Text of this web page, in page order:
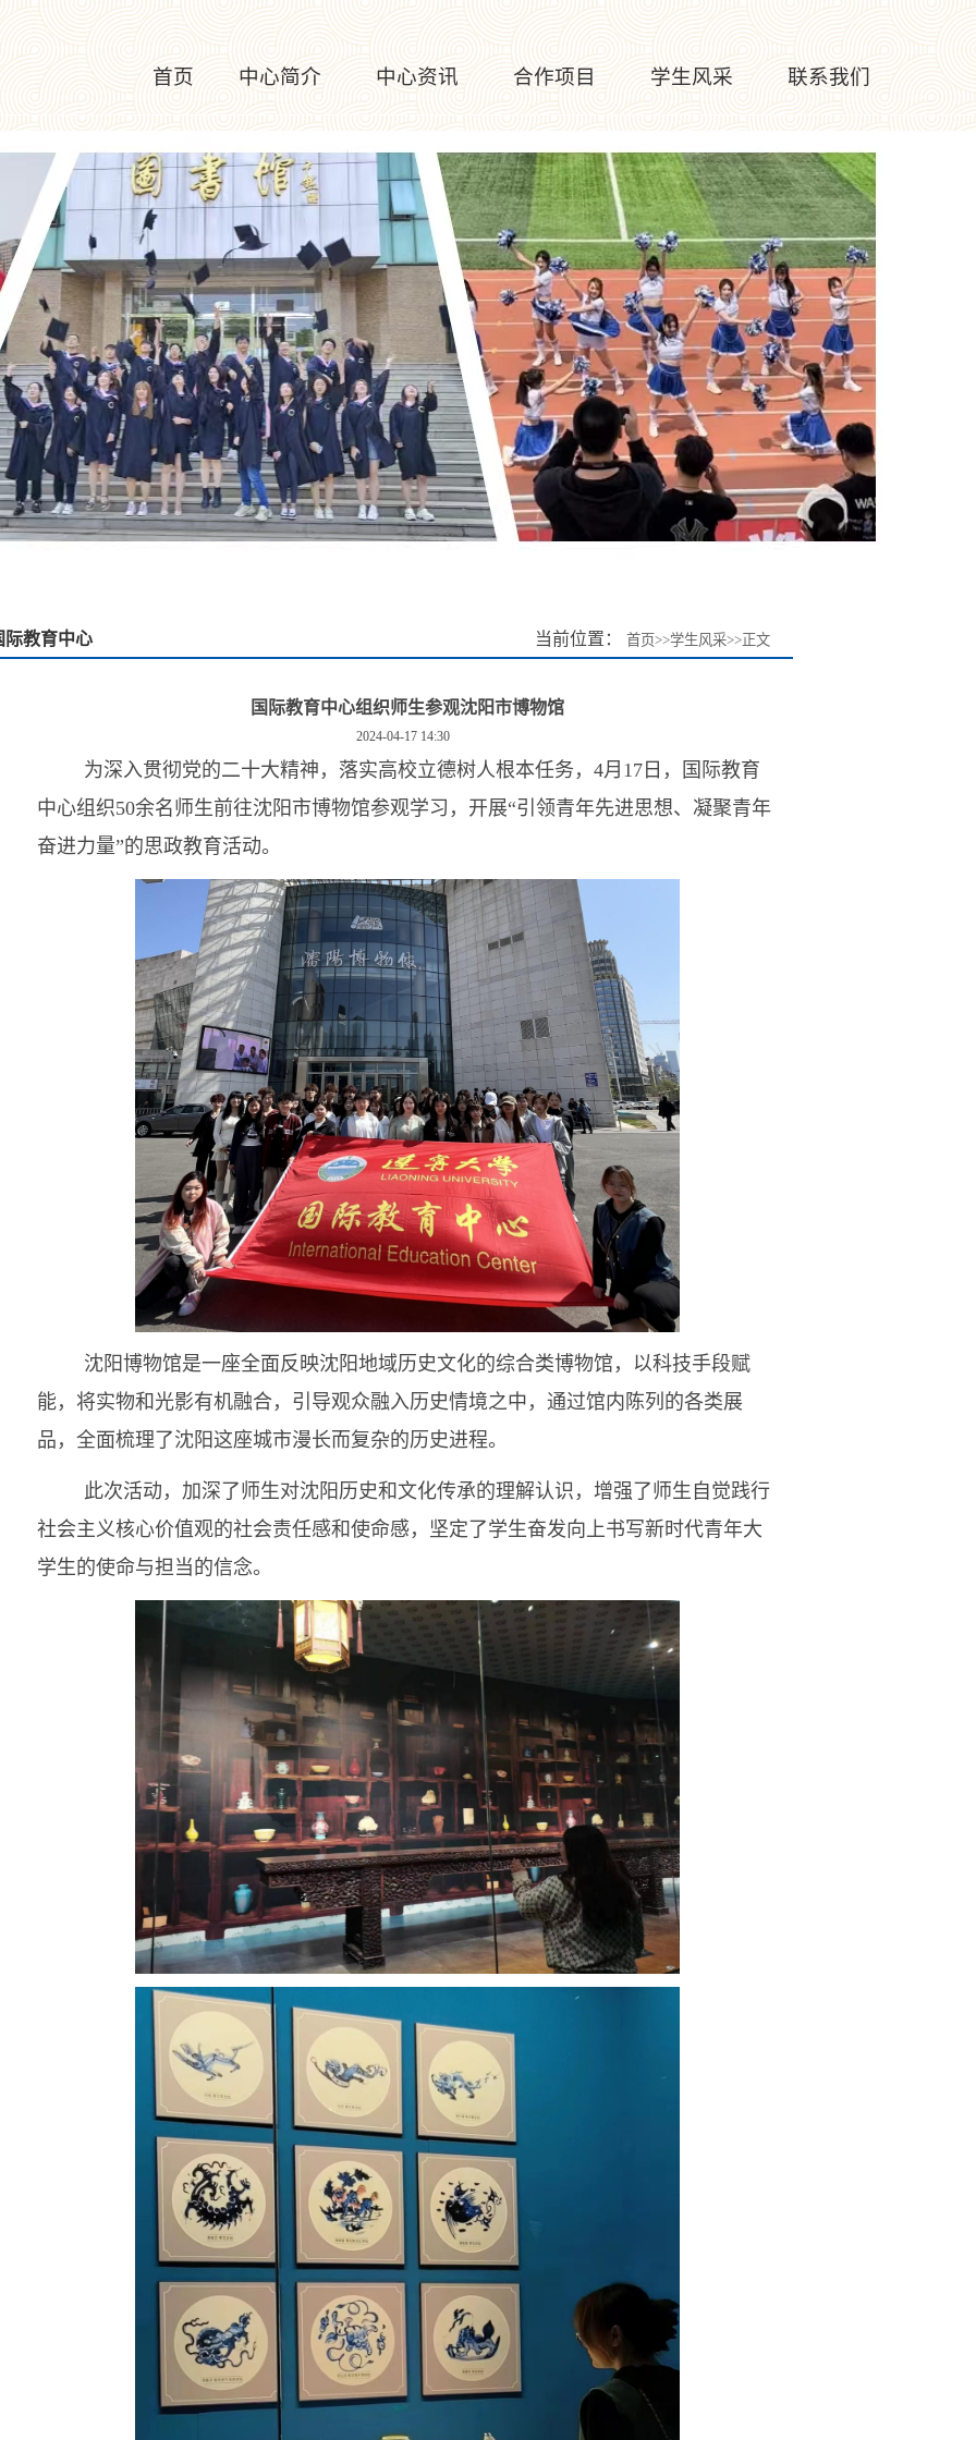
首页 中心简介 中心资讯 合作项目 学生风采 联系我们
际教育中心 当前位置： 首页>>学生风采>>正文
国际教育中心组织师生参观沈阳市博物馆
2024-04-17 14:30
为深入贯彻党的二十大精神，落实高校立德树人根本任务，4月17日，国际教育
中心组织50余名师生前往沈阳市博物馆参观学习， 开展“引领青年先进思想、凝聚青年
奋进力量”的思政教育活动。
沈阳博物馆是一座全面反映沈阳地域历史文化的综合类博物馆，以科技手段赋
能，将实物和光影有机融合，引导观众融入历史情境之中，通过馆内陈列的各类展
品，全面梳理了沈阳这座城市漫长而复杂的历史进程。
此次活动，加深了师生对沈阳历史和文化传承的理解认识，增强了师生自觉践行
社会主义核心价值观的社会责任感和使命感，坚定了学生奋发向上书写新时代青年大
学生的使命与担当的信念。